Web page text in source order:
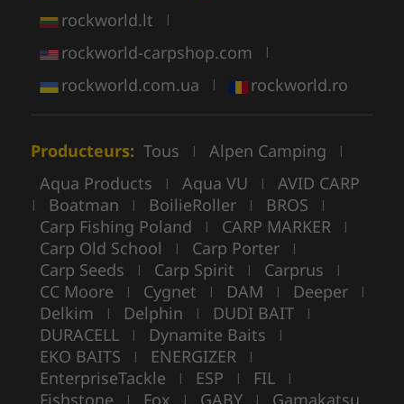
rockworld.lt |
rockworld-carpshop.com |
rockworld.com.ua | rockworld.ro
Producteurs: Tous | Alpen Camping |
Aqua Products | Aqua VU | AVID CARP
| Boatman | BoilieRoller | BROS |
Carp Fishing Poland | CARP MARKER |
Carp Old School | Carp Porter |
Carp Seeds | Carp Spirit | Carprus |
CC Moore | Cygnet | DAM | Deeper |
Delkim | Delphin | DUDI BAIT |
DURACELL | Dynamite Baits |
EKO BAITS | ENERGIZER |
EnterpriseTackle | ESP | FIL |
| | |